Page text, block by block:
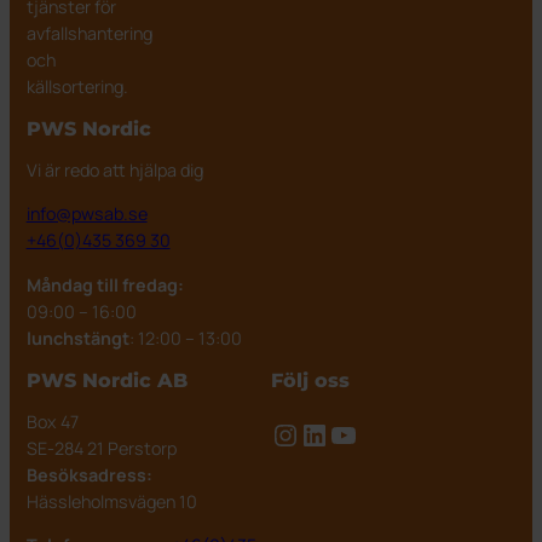
tjänster för
avfallshantering
och
källsortering.
PWS Nordic
Vi är redo att hjälpa dig
info@pwsab.se
+46(0)435 369 30
Måndag till fredag:
09:00 – 16:00
lunchstängt: 12:00 – 13:00
PWS Nordic AB
Box 47
SE-284 21 Perstorp
Besöksadress:
Hässleholmsvägen 10
Följ oss
Instagram
LinkedIn
YouTube